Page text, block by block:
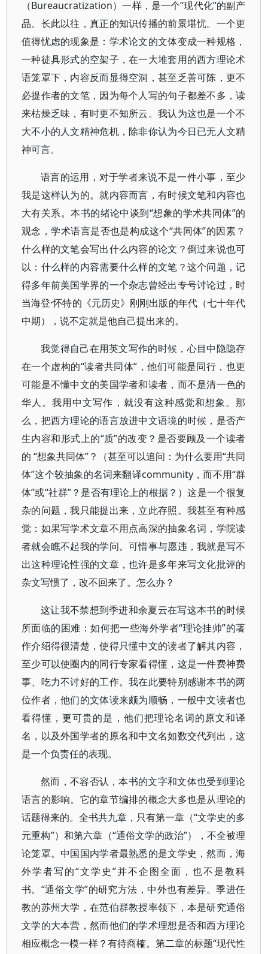
（Bureaucratization）一样，是一个“现代化”的副产
品。长此以往，真正的知识传播的前景堪忧。一个更
值得忧虑的现象是：学术论文的文体变成一种规格，
一种徒具形式的空架子，在一大堆套用的西方理论术
语笼罩下，内容反而显得空洞，甚至乏善可陈，更不
必提作者的文笔，因为每个人写的句子都差不多，读
来枯燥乏味，有时更不知所云。我认为这也是一个不
大不小的人文精神危机，除非你认为今日已无人文精
神可言。
语言的运用，对于学者来说不是一件小事，至少
我是这样认为的。就内容而言，有时候文笔和内容也
大有关系。本书的绪论中谈到“想象的学术共同体”的
观念，学术语言是否也是构成这个“共同体”的因素？
什么样的文笔会写出什么内容的论文？倒过来说也可
以：什么样的内容需要什么样的文笔？这个问题，记
得多年前美国学界的一个杂志曾经出专号讨论过，时
当海登·怀特的《元历史》刚刚出版的年代（七十年代
中期），说不定就是他自己提出来的。
我觉得自己在用英文写作的时候，心目中隐隐存
在一个虚构的“读者共同体”，他们可能是同行，也更
可能是不懂中文的美国学者和读者，而不是清一色的
华人。我用中文写作，就没有这种感觉和想象。那
么，把西方理论的语言放进中文语境的时候，是否产
生内容和形式上的“质”的改变？是否要顾及一个读者
的 “想象共同体”？（甚至可以追问：为什么要用“共同
体”这个较抽象的名词来翻译community，而不用“群
体”或“社群”？是否有理论上的根据？）这是一个很复
杂的问题，我只能提出来，立此存照。我甚至有种感
觉：如果写学术文章不用点高深的抽象名词，学院读
者就会瞧不起我的学问。可惜事与愿违，我就是写不
出这种理论性强的文章，也许是多年来写文化批评的
杂文写惯了，改不回来了。怎么办？
这让我不禁想到季进和余夏云在写这本书的时候
所面临的困难：如何把一些海外学者“理论挂帅”的著
作介绍得很清楚，使得只懂中文的读者了解其内容，
至少可以使圈内的同行专家看得懂，这是一件费神费
事、吃力不讨好的工作。我在此要特别感谢本书的两
位作者，他们的文体读来颇为顺畅，一般中文读者也
看得懂，更可贵的是，他们把理论名词的原文和译
名，以及外国学者的原名和中文名如数交代列出，这
是一个负责任的表现。
然而，不容否认，本书的文字和文体也受到理论
语言的影响。它的章节编排的概念大多也是从理论的
话题得来的。全书共九章，只有第一章（“文学史的多
元重构”）和第六章（“通俗文学的政治”），不全被理
论笼罩。中国国内学者最熟悉的是文学史，然而，海
外学者写的“文学史”并不企图全面，也不是教科
书。“通俗文学”的研究方法，中外也有差异。季进任
教的苏州大学，在范伯群教授率领下，本是研究通俗
文学的大本营，然而他们的学术理想是否和西方理论
相应概念一模一样？有待商榷。第二章的标题“现代性